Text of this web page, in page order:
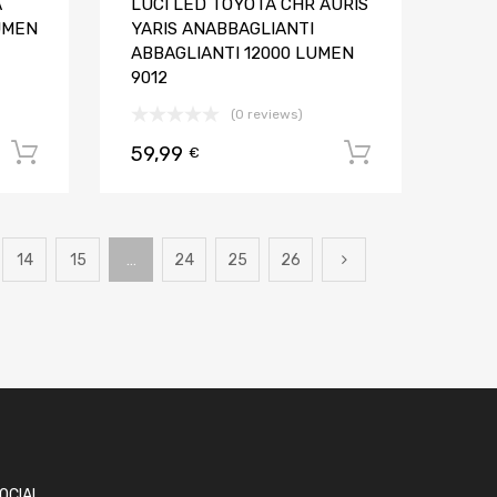
Aggiungi al carrello
LUCI LED TOYOTA CHR AURIS
YARIS ANABBAGLIANTI
ABBAGLIANTI 12000 LUMEN
9012
(0 reviews)
59,99 €
14 15 … 24 25 26